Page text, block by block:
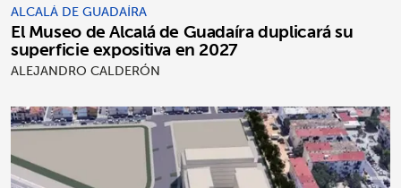
ALCALÁ DE GUADAÍRA
El Museo de Alcalá de Guadaíra duplicará su
superficie expositiva en 2027
ALEJANDRO CALDERÓN